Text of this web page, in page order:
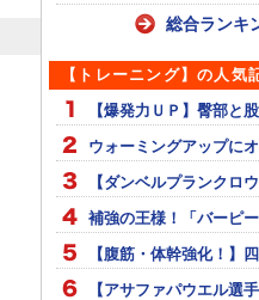
総合ランキ
【トレーニング】の人気
【爆発力ＵＰ】臀部と
ウォーミングアップに
【ダンベルプランクロ
補強の王様！「バーピ
【腹筋・体幹強化！】
【アサファパウエル選